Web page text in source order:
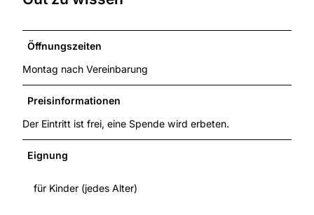
Öffnungszeiten
Montag nach Vereinbarung
Preisinformationen
Der Eintritt ist frei, eine Spende wird erbeten.
Eignung
für Kinder (jedes Alter)